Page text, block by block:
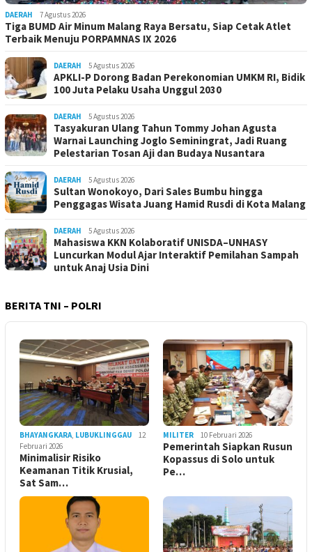
DAERAH 7 Agustus 2026
Tiga BUMD Air Minum Malang Raya Bersatu, Siap Cetak Atlet
Terbaik Menuju PORPAMNAS IX 2026
DAERAH 5 Agustus 2026
APKLI-P Dorong Badan Perekonomian UMKM RI, Bidik
100 Juta Pelaku Usaha Unggul 2030
DAERAH 5 Agustus 2026
Tasyakuran Ulang Tahun Tommy Johan Agusta
Warnai Launching Joglo Seminingrat, Jadi Ruang
Pelestarian Tosan Aji dan Budaya Nusantara
DAERAH 5 Agustus 2026
Sultan Wonokoyo, Dari Sales Bumbu hingga
Penggagas Wisata Juang Hamid Rusdi di Kota Malang
DAERAH 5 Agustus 2026
Mahasiswa KKN Kolaboratif UNISDA–UNHASY
Luncurkan Modul Ajar Interaktif Pemilahan Sampah
untuk Anaj Usia Dini
BERITA TNI – POLRI
BHAYANGKARA LUBUKLINGGAU
12
Februari 2026
Minimalisir Risiko
Keamanan Titik Krusial,
Sat Sam…
MILITER 10 Februari 2026
Pemerintah Siapkan Rusun
Kopassus di Solo untuk
Pe…